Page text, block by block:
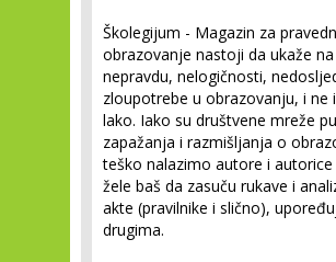
Školegijum - Magazin za
obrazovanje nastoji da ukaže na
nepravdu, nelogičnosti,
zloupotrebe u obrazovanju, i ne
lako. Iako su društvene mreže
zapažanja i razmišljanja o
teško nalazimo autore i
žele baš da zasuču rukave i
akte (pravilnike i slično),
drugima.